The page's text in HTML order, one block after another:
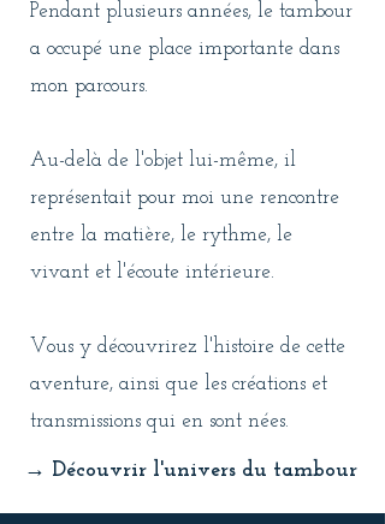
Pendant plusieurs années, le tambour
a occupé une place importante dans
mon parcours.
Au-delà de l'objet lui-même, il
représentait pour moi une rencontre
entre la matière, le rythme, le
vivant et l'écoute intérieure.
Vous y découvrirez l'histoire de cette
aventure, ainsi que les créations et
transmissions qui en sont nées.
→ Découvrir l'univers du tambour